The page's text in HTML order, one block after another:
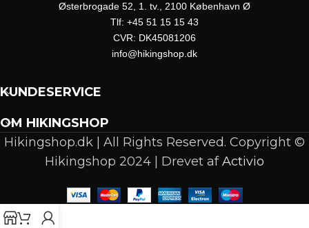
Østerbrogade 52, 1. tv., 2100 København Ø
Tlf: +45 51 15 15 43
CVR: DK45081206
info@hikingshop.dk
KUNDESERVICE
OM HIKINGSHOP
Hikingshop.dk | All Rights Reserved. Copyright ©
Hikingshop 2024 | Drevet afActivio